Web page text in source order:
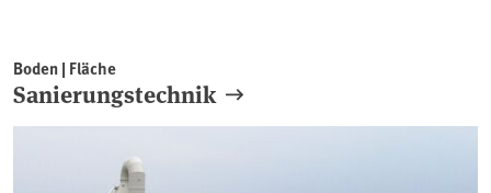
Boden | Fläche
Sanierungstechnik